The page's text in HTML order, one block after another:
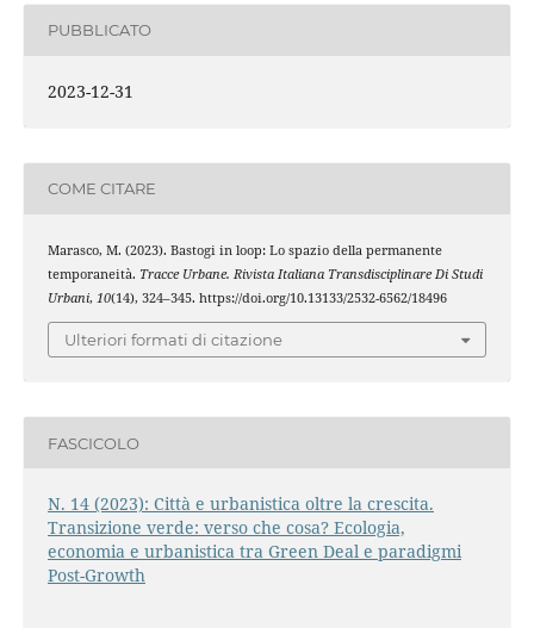
PUBBLICATO
2023-12-31
COME CITARE
Marasco, M. (2023). Bastogi in loop: Lo spazio della permanente
temporaneità. Tracce Urbane. Rivista Italiana Transdisciplinare Di Studi
Urbani, 10(14), 324–345. https://doi.org/10.13133/2532-6562/18496
Ulteriori formati di citazione
FASCICOLO
N. 14 (2023): Città e urbanistica oltre la crescita.
Transizione verde: verso che cosa? Ecologia,
economia e urbanistica tra Green Deal e paradigmi
Post-Growth